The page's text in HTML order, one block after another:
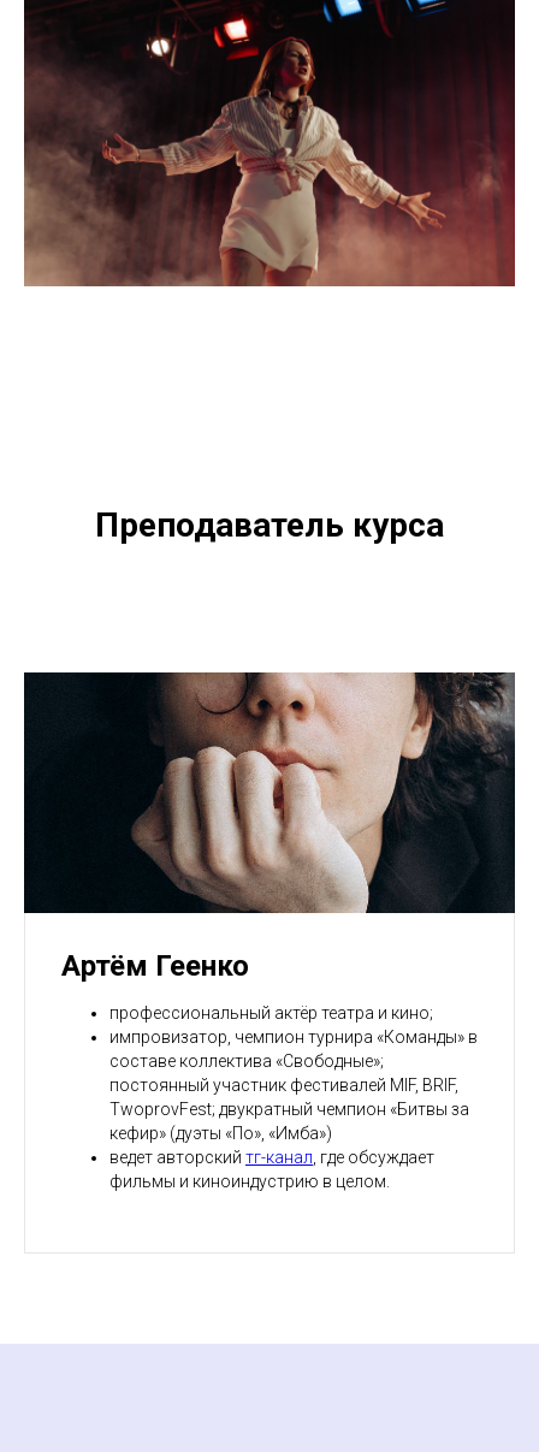
Преподаватель курса
Артём Геенко
профессиональный актёр театра и кино;
импровизатор, чемпион турнира «Команды» в
составе коллектива «Свободные»;
постоянный участник фестивалей MIF, BRIF,
TwoprovFest; двукратный чемпион «Битвы за
кефир» (дуэты «По», «Имба»)
ведет авторский тг-канал , где обсуждает
фильмы и киноиндустрию в целом.